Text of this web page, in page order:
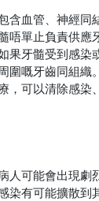
含血管、神經同
唔單止負責供應
果牙髓受到感染
圍嘅牙齒同組織
，可以清除感染
人可能會出現劇
染有可能擴散到